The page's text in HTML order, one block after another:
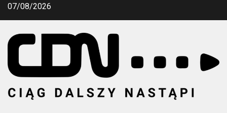
Przejdź
07/08/2026